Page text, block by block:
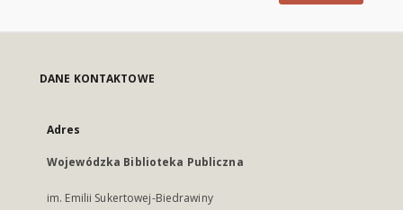
DANE KONTAKTOWE
Adres
Wojewódzka Biblioteka Publiczna
im. Emilii Sukertowej-Biedrawiny